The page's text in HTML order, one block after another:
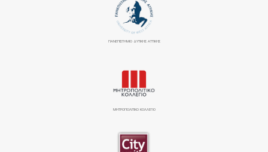
ΠΑΝΕΠΙΣΤΉΜΙΟ ΔΥΤΙΚΉΣ ΑΤΤΙΚΉΣ
ΜΗΤΡΟΠΟΛΙΤΙΚΟ ΚΟΛΛΕΓΙΟ